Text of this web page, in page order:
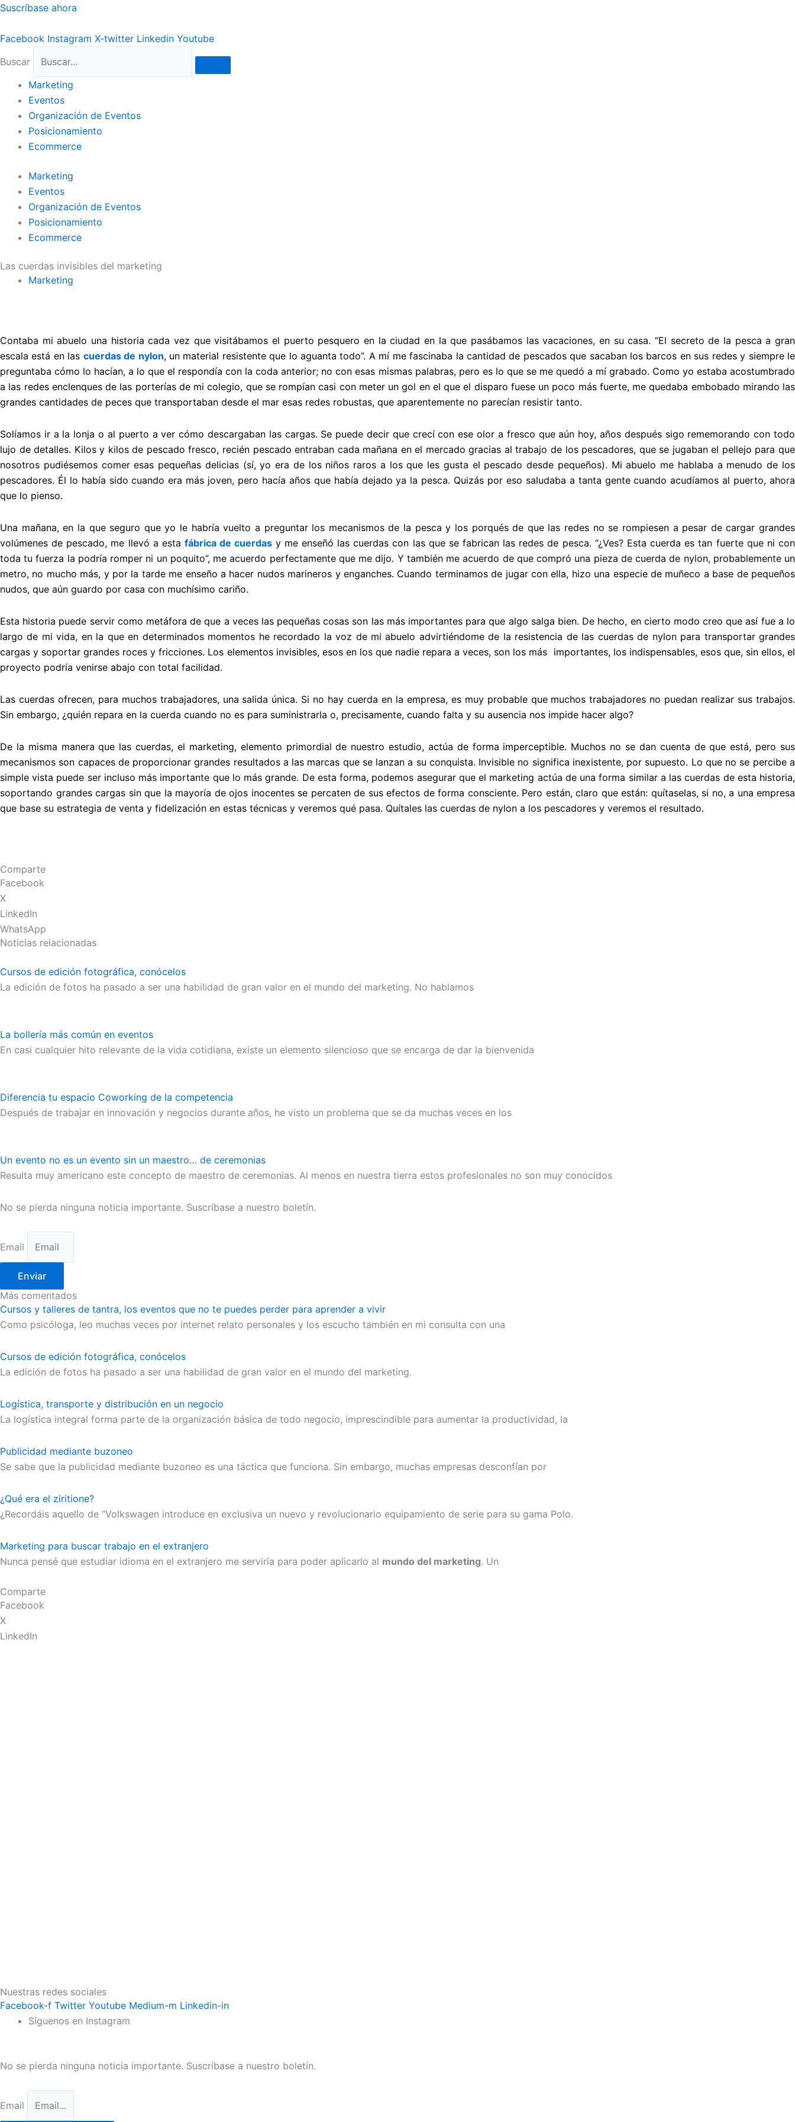
Ir
contenido
Suscríbase ahora
Facebook Instagram X-twitter Linkedin Youtube
Buscar
Marketing
Eventos
Organización de Eventos
Posicionamiento
Ecommerce
Marketing
Eventos
Organización de Eventos
Posicionamiento
Ecommerce
Las cuerdas invisibles del marketing
Marketing
Contaba mi abuelo una historia cada vez que visitábamos el puerto pesquero en la ciudad en la que pasábamos las vacaciones, en su casa. “El secreto de la pesca a gran
escala está en las cuerdas de nylon, un material resistente que lo aguanta todo”. A mí me fascinaba la cantidad de pescados que sacaban los barcos en sus redes y siempre le
preguntaba cómo lo hacían, a lo que el respondía con la coda anterior; no con esas mismas palabras, pero es lo que se me quedó a mí grabado. Como yo estaba acostumbrado
a las redes enclenques de las porterías de mi colegio, que se rompían casi con meter un gol en el que el disparo fuese un poco más fuerte, me quedaba embobado mirando las
grandes cantidades de peces que transportaban desde el mar esas redes robustas, que aparentemente no parecían resistir tanto.
Solíamos ir a la lonja o al puerto a ver cómo descargaban las cargas. Se puede decir que crecí con ese olor a fresco que aún hoy, años después sigo rememorando con todo
lujo de detalles. Kilos y kilos de pescado fresco, recién pescado entraban cada mañana en el mercado gracias al trabajo de los pescadores, que se jugaban el pellejo para que
nosotros pudiésemos comer esas pequeñas delicias (sí, yo era de los niños raros a los que les gusta el pescado desde pequeños). Mi abuelo me hablaba a menudo de los
pescadores. Él lo había sido cuando era más joven, pero hacía años que había dejado ya la pesca. Quizás por eso saludaba a tanta gente cuando acudíamos al puerto, ahora
que lo pienso.
Una mañana, en la que seguro que yo le habría vuelto a preguntar los mecanismos de la pesca y los porqués de que las redes no se rompiesen a pesar de cargar grandes
volúmenes de pescado, me llevó a estafábrica de cuerdas y me enseñó las cuerdas con las que se fabrican las redes de pesca. “¿Ves? Esta cuerda es tan fuerte que ni con
toda tu fuerza la podría romper ni un poquito”, me acuerdo perfectamente que me dijo. Y también me acuerdo de que compró una pieza de cuerda de nylon, probablemente un
metro, no mucho más, y por la tarde me enseño a hacer nudos marineros y enganches. Cuando terminamos de jugar con ella, hizo una especie de muñeco a base de pequeños
nudos, que aún guardo por casa con muchísimo cariño.
Esta historia puede servir como metáfora de que a veces las pequeñas cosas son las más importantes para que algo salga bien. De hecho, en cierto modo creo que así fue a lo
largo de mi vida, en la que en determinados momentos he recordado la voz de mi abuelo advirtiéndome de la resistencia de las cuerdas de nylon para transportar grandes
cargas y soportar grandes roces y fricciones. Los elementos invisibles, esos en los que nadie repara a veces, son los más importantes, los indispensables, esos que, sin ellos, el
proyecto podría venirse abajo con total facilidad.
Las cuerdas ofrecen, para muchos trabajadores, una salida única. Si no hay cuerda en la empresa, es muy probable que muchos trabajadores no puedan realizar sus trabajos.
Sin embargo, ¿quién repara en la cuerda cuando no es para suministrarla o, precisamente, cuando falta y su ausencia nos impide hacer algo?
De la misma manera que las cuerdas, el marketing, elemento primordial de nuestro estudio, actúa de forma imperceptible. Muchos no se dan cuenta de que está, pero sus
mecanismos son capaces de proporcionar grandes resultados a las marcas que se lanzan a su conquista. Invisible no significa inexistente, por supuesto. Lo que no se percibe a
simple vista puede ser incluso más importante que lo más grande. De esta forma, podemos asegurar que el marketing actúa de una forma similar a las cuerdas de esta historia,
soportando grandes cargas sin que la mayoría de ojos inocentes se percaten de sus efectos de forma consciente. Pero están, claro que están: quítaselas, si no, a una empresa
que base su estrategia de venta y fidelización en estas técnicas y veremos qué pasa. Quítales las cuerdas de nylon a los pescadores y veremos el resultado.
Comparte
Facebook
X
LinkedIn
WhatsApp
Noticias relacionadas
Cursos de edición fotográfica, conócelos
La edición de fotos ha pasado a ser una habilidad de gran valor en el mundo del marketing. No hablamos
La bollería más común en eventos
En casi cualquier hito relevante de la vida cotidiana, existe un elemento silencioso que se encarga de dar la bienvenida
Diferencia tu espacio Coworking de la competencia
Después de trabajar en innovación y negocios durante años, he visto un problema que se da muchas veces en los
Un evento no es un evento sin un maestro… de ceremonias
Resulta muy americano este concepto de maestro de ceremonias. Al menos en nuestra tierra estos profesionales no son muy conocidos
No se pierda ninguna noticia importante. Suscríbase a nuestro boletín.
Email
Enviar
Más comentados
Cursos y talleres de tantra, los eventos que no te puedes perder para aprender a vivir
Como psicóloga, leo muchas veces por internet relato personales y los escucho también en mi consulta con una
Cursos de edición fotográfica, conócelos
La edición de fotos ha pasado a ser una habilidad de gran valor en el mundo del marketing.
Logística, transporte y distribución en un negocio
La logística integral forma parte de la organización básica de todo negocio, imprescindible para aumentar la productividad, la
Publicidad mediante buzoneo
Se sabe que la publicidad mediante buzoneo es una táctica que funciona. Sin embargo, muchas empresas desconfían por
¿Qué era el ziritione?
¿Recordáis aquello de “Volkswagen introduce en exclusiva un nuevo y revolucionario equipamiento de serie para su gama Polo.
Marketing para buscar trabajo en el extranjero
Nunca pensé que estudiar idioma en el extranjero me serviría para poder aplicarlo al mundo del marketing. Un
Comparte
Facebook
X
LinkedIn
Nuestras redes sociales
Facebook-f Twitter Youtube Medium-m Linkedin-in
Síguenos en Instagram
No se pierda ninguna noticia importante. Suscríbase a nuestro boletín.
Email